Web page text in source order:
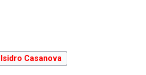
Isidro Casanova